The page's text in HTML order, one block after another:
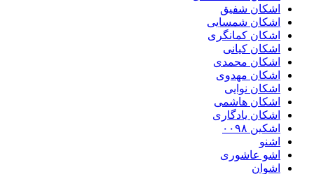
اشکان شفیق
اشکان شمسایی
اشکان‌ کمانگری
اشکان کیانی
اشکان محمدی
اشکان مهدوی
اشکان نوایی
اشکان هاشمی
اشکان یادگاری
اشکین ۰۰۹۸
اشنو
اشو عاشوری
اشوان